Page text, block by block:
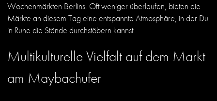
Wochenmärkten Berlins. Oft weniger überlaufen, bieten die
Märkte an diesem Tag eine entspannte Atmosphäre, in der Du
in Ruhe die Stände durchstöbern kannst.
Multikulturelle Vielfalt auf dem Markt
am Maybachufer